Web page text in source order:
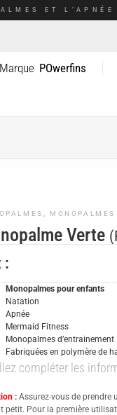
ET L’APNÉE
POwerfins
MONOPALMES
Verte
:
Monopalmes pour enfants
Natation
Apnée
Mermaid Fitness
Monopalmes d’entrainement
Fabriquées en polymère de
compléter les
:Assurez-vous de prendre
petit. Pour la première